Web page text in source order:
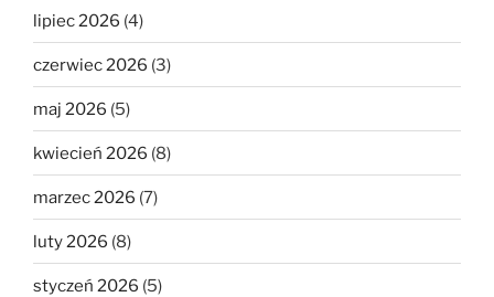
lipiec 2026 (4)
czerwiec 2026 (3)
maj 2026 (5)
kwiecień 2026 (8)
marzec 2026 (7)
luty 2026 (8)
styczeń 2026 (5)